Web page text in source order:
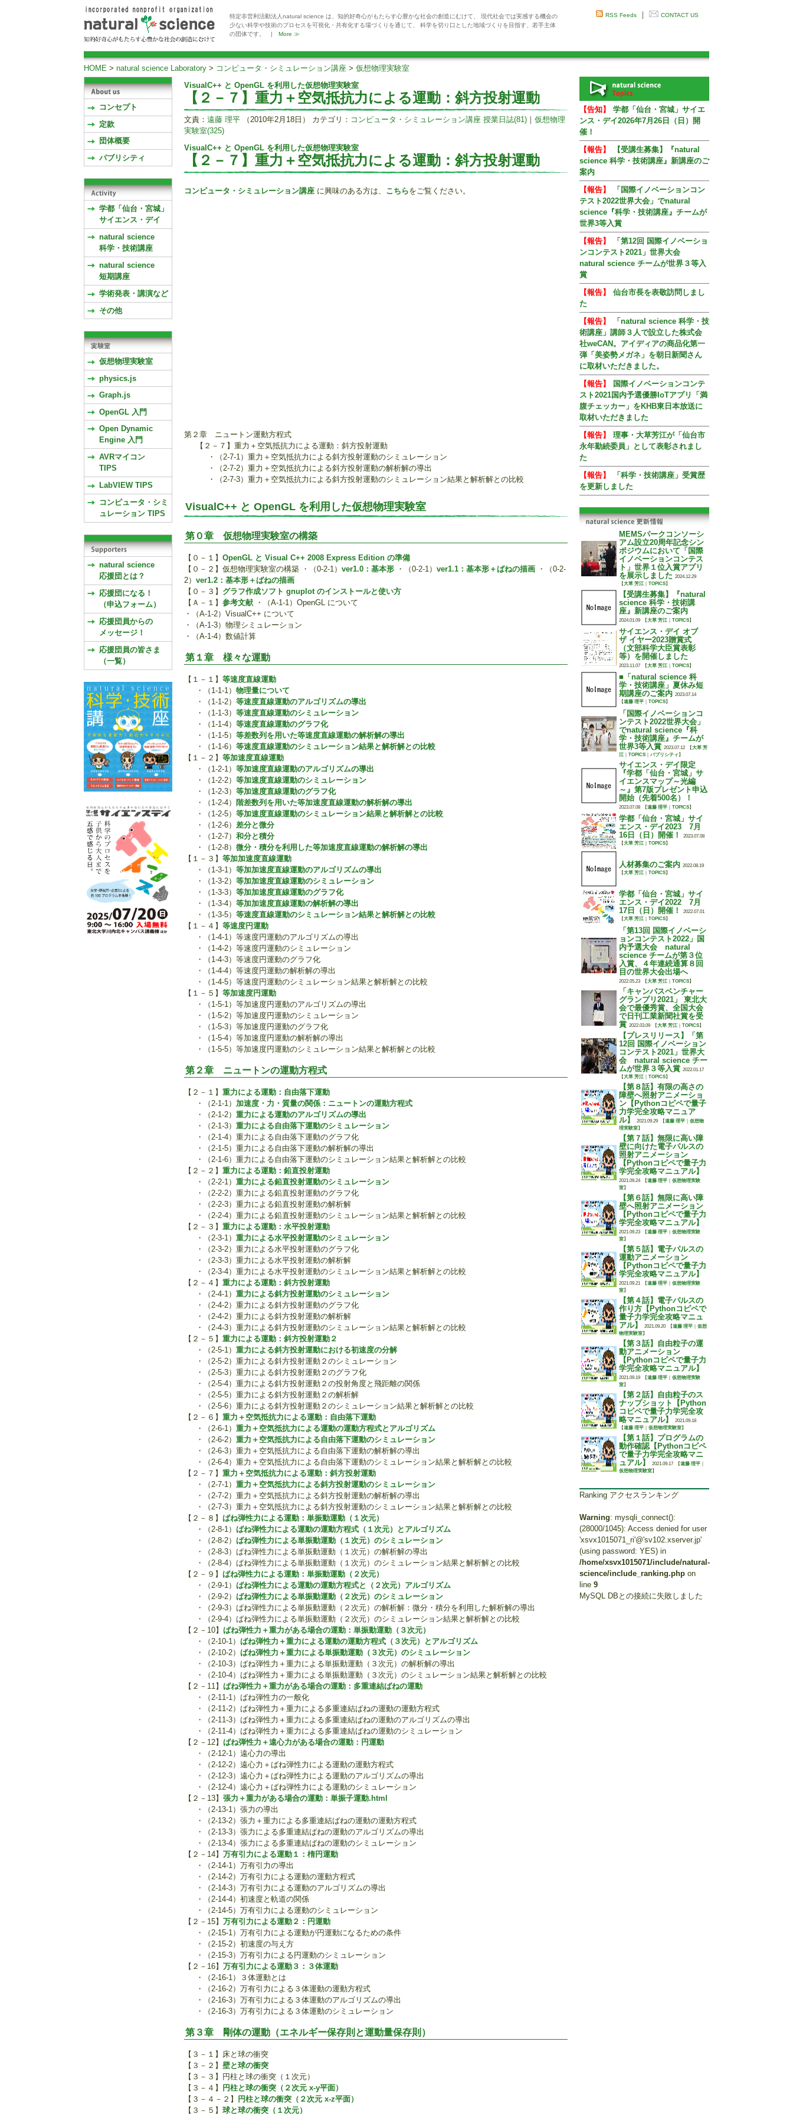
特定非営利活動法人natural science は、知的好奇心がもたらす心豊かな社会の創造にむけて、 現代社会では実感する機会の
少ない科学や技術のプロセスを可視化・共有化する場づくりを通じて、 科学を切り口とした地域づくりを目指す、若手主体
の団体です。 | More ≫
RSS Feeds ｜ CONTACT US
HOME > natural science Laboratory > コンピュータ・シミュレーション講座 > 仮想物理実験室
VisualC++ と OpenGL を利用した仮想物理実験室
【２－７】重力＋空気抵抗力による運動：斜方投射運動
文責： 遠藤 理平 （2010年2月18日） カテゴリ： コンピュータ・シミュレーション講座 授業日誌(81) ｜ 仮想物理
実験室(325)
VisualC++ と OpenGL を利用した仮想物理実験室
【２－７】重力＋空気抵抗力による運動：斜方投射運動
コンピュータ・シミュレーション講座 に興味のある方は、 こちらをご覧ください。
第２章 ニュートン運動方程式
【２－７】重力＋空気抵抗力による運動：斜方投射運動
・（2-7-1）重力＋空気抵抗力による斜方投射運動のシミュレーション
・（2-7-2）重力＋空気抵抗力による斜方投射運動の解析解の導出
・（2-7-3）重力＋空気抵抗力による斜方投射運動のシミュレーション結果と解析解との比較
VisualC++ と OpenGL を利用した仮想物理実験室
第０章 仮想物理実験室の構築
【０－１】 OpenGL と Visual C++ 2008 Express Edition の準備
【０－２】仮想物理実験室の構築 ・（0-2-1） ver1.0：基本形 ・（0-2-1） ver1.1：基本形＋ばねの描画 ・（0-2-
2） ver1.2：基本形＋ばねの描画
【０－３】 グラフ作成ソフト gnuplot のインストールと使い方
【Ａ－１】 参考文献 ・（A-1-1）OpenGL について
・（A-1-2）VisualC++ について
・（A-1-3）物理シミュレーション
・（A-1-4）数値計算
第１章 様々な運動
【１－１】 等速度直線運動
・（1-1-1） 物理量について
・（1-1-2） 等速度直線運動のアルゴリズムの導出
・（1-1-3） 等速度直線運動のシミュレーション
・（1-1-4） 等速度直線運動のグラフ化
・（1-1-5） 等差数列を用いた等速度直線運動の解析解の導出
・（1-1-6） 等速度直線運動のシミュレーション結果と解析解との比較
【１－２】 等加速度直線運動
・（1-2-1） 等加速度直線運動のアルゴリズムの導出
・（1-2-2） 等加速度直線運動のシミュレーション
・（1-2-3） 等加速度直線運動のグラフ化
・（1-2-4）
階差数列を用いた等加速度直線運動の解析解の導出
・（1-2-5） 等加速度直線運動のシミュレーション結果と解析解との比較
・（1-2-6） 差分と微分
・（1-2-7） 和分と積分
・（1-2-8） 微分・積分を利用した等加速度直線運動の解析解の導出
【１－３】 等加加速度直線運動
・（1-3-1） 等加加速度直線運動のアルゴリズムの導出
・（1-3-2） 等加加速度直線運動のシミュレーション
・（1-3-3） 等加加速度直線運動のグラフ化
・（1-3-4） 等加加速度直線運動の解析解の導出
・（1-3-5） 等速度直線運動のシミュレーション結果と解析解との比較
【１－４】 等速度円運動
・（1-4-1）等速度円運動のアルゴリズムの導出
・（1-4-2）等速度円運動のシミュレーション
・（1-4-3）等速度円運動のグラフ化
・（1-4-4）等速度円運動の解析解の導出
・（1-4-5）等速度円運動のシミュレーション結果と解析解との比較
【１－５】 等加速度円運動
・（1-5-1）等加速度円運動のアルゴリズムの導出
・（1-5-2）等加速度円運動のシミュレーション
・（1-5-3）等加速度円運動のグラフ化
・（1-5-4）等加速度円運動の解析解の導出
・（1-5-5）等加速度円運動のシミュレーション結果と解析解との比較
第２章 ニュートンの運動方程式
【２－１】 重力による運動：自由落下運動
・（2-1-1） 加速度・力・質量の関係：ニュートンの運動方程式
・（2-1-2） 重力による運動のアルゴリズムの導出
・（2-1-3） 重力による自由落下運動のシミュレーション
・（2-1-4）重力による自由落下運動のグラフ化
・（2-1-5）重力による自由落下運動の解析解の導出
・（2-1-6）重力による自由落下運動のシミュレーション結果と解析解との比較
【２－２】 重力による運動：鉛直投射運動
・（2-2-1） 重力による鉛直投射運動のシミュレーション
・（2-2-2）重力による鉛直投射運動のグラフ化
・（2-2-3）重力による鉛直投射運動の解析解
・（2-2-4）重力による鉛直投射運動のシミュレーション結果と解析解との比較
【２－３】 重力による運動：水平投射運動
・（2-3-1） 重力による水平投射運動のシミュレーション
・（2-3-2）重力による水平投射運動のグラフ化
・（2-3-3）重力による水平投射運動の解析解
・（2-3-4）重力による水平投射運動のシミュレーション結果と解析解との比較
【２－４】 重力による運動：斜方投射運動
・（2-4-1） 重力による斜方投射運動のシミュレーション
・（2-4-2）重力による斜方投射運動のグラフ化
・（2-4-2）重力による斜方投射運動の解析解
・（2-4-3）重力による斜方投射運動のシミュレーション結果と解析解との比較
【２－５】 重力による運動：斜方投射運動２
・（2-5-1） 重力による斜方投射運動における初速度の分解
・（2-5-2）重力による斜方投射運動２のシミュレーション
・（2-5-3）重力による斜方投射運動２のグラフ化
・（2-5-4）重力による斜方投射運動２の投射角度と飛距離の関係
・（2-5-5）重力による斜方投射運動２の解析解
・（2-5-6）重力による斜方投射運動２のシミュレーション結果と解析解との比較
【２－６】 重力＋空気抵抗力による運動：自由落下運動
・（2-6-1） 重力＋空気抵抗力による運動の運動方程式とアルゴリズム
・（2-6-2） 重力＋空気抵抗力による自由落下運動のシミュレーション
・（2-6-3）重力＋空気抵抗力による自由落下運動の解析解の導出
・（2-6-4）重力＋空気抵抗力による自由落下運動のシミュレーション結果と解析解との比較
【２－７】 重力＋空気抵抗力による運動：斜方投射運動
・（2-7-1） 重力＋空気抵抗力による斜方投射運動のシミュレーション
・（2-7-2）重力＋空気抵抗力による斜方投射運動の解析解の導出
・（2-7-3）重力＋空気抵抗力による斜方投射運動のシミュレーション結果と解析解との比較
【２－８】 ばね弾性力による運動：単振動運動（１次元）
・（2-8-1） ばね弾性力による運動の運動方程式（１次元）とアルゴリズム
・（2-8-2） ばね弾性力による単振動運動（１次元）のシミュレーション
・（2-8-3）ばね弾性力による単振動運動（１次元）の解析解の導出
・（2-8-4）ばね弾性力による単振動運動（１次元）のシミュレーション結果と解析解との比較
【２－９】 ばね弾性力による運動：単振動運動（２次元）
・（2-9-1） ばね弾性力による運動の運動方程式と（２次元）アルゴリズム
・（2-9-2） ばね弾性力による単振動運動（２次元）のシミュレーション
・（2-9-3）ばね弾性力による単振動運動（２次元）の解析解：微分・積分を利用した解析解の導出
・（2-9-4）ばね弾性力による単振動運動（２次元）のシミュレーション結果と解析解との比較
【２－10】 ばね弾性力＋重力がある場合の運動：単振動運動（３次元）
・（2-10-1） ばね弾性力＋重力による運動の運動方程式（３次元）とアルゴリズム
・（2-10-2） ばね弾性力＋重力による単振動運動（３次元）のシミュレーション
・（2-10-3）ばね弾性力＋重力による単振動運動（３次元）の解析解の導出
・（2-10-4）ばね弾性力＋重力による単振動運動（３次元）のシミュレーション結果と解析解との比較
【２－11】 ばね弾性力＋重力がある場合の運動：多重連結ばねの運動
・（2-11-1）ばね弾性力の一般化
・（2-11-2）ばね弾性力＋重力による多重連結ばねの運動の運動方程式
・（2-11-3）ばね弾性力＋重力による多重連結ばねの運動のアルゴリズムの導出
・（2-11-4）ばね弾性力＋重力による多重連結ばねの運動のシミュレーション
【２－12】 ばね弾性力＋遠心力がある場合の運動：円運動
・（2-12-1）遠心力の導出
・（2-12-2）遠心力＋ばね弾性力による運動の運動方程式
・（2-12-3）遠心力＋ばね弾性力による運動のアルゴリズムの導出
・（2-12-4）遠心力＋ばね弾性力による運動のシミュレーション
【２－13】 張力＋重力がある場合の運動：単振子運動.html
・（2-13-1）張力の導出
・（2-13-2）張力＋重力による多重連結ばねの運動の運動方程式
・（2-13-3）張力による多重連結ばねの運動のアルゴリズムの導出
・（2-13-4）張力による多重連結ばねの運動のシミュレーション
【２－14】 万有引力による運動１：楕円運動
・（2-14-1）万有引力の導出
・（2-14-2）万有引力による運動の運動方程式
・（2-14-3）万有引力による運動のアルゴリズムの導出
・（2-14-4）初速度と軌道の関係
・（2-14-5）万有引力による運動のシミュレーション
【２－15】 万有引力による運動２：円運動
・（2-15-1）万有引力による運動が円運動になるための条件
・（2-15-2）初速度の与え方
・（2-15-3）万有引力による円運動のシミュレーション
【２－16】 万有引力による運動３：３体運動
・（2-16-1）３体運動とは
・（2-16-2）万有引力による３体運動の運動方程式
・（2-16-3）万有引力による３体運動のアルゴリズムの導出
・（2-16-3）万有引力による３体運動のシミュレーション
第３章 剛体の運動（エネルギー保存則と運動量保存則）
【３－１】床と球の衝突
【３－２】 壁と球の衝突
【３－３】円柱と球の衝突（１次元）
【３－４】
円柱と球の衝突（２次元 x-y平面）
【３－４－２】
円柱と球の衝突（２次元 x-z平面）
【３－５】 球と球の衝突（１次元）
コンセプト
定款
団体概要
パブリシティ
学都「仙台・宮城」
サイエンス・デイ
natural science
科学・技術講座
natural science
短期講座
学術発表・講演など
その他
仮想物理実験室
physics.js
Graph.js
OpenGL 入門
Open Dynamic
Engine 入門
AVRマイコン
TIPS
LabVIEW TIPS
コンピュータ・シミ
ュレーション TIPS
natural science
応援団とは？
応援団になる！
（申込フォーム）
応援団員からの
メッセージ！
応援団員の皆さま
（一覧）
【告知】
学都「仙台・宮城」サイエ
ンス・デイ2026年7月26日（日）開
催！
【報告】
【受講生募集】『natural
science 科学・技術講座』新講座のご
案内
【報告】
「国際イノベーションコン
テスト2022世界大会」でnatural
science『科学・技術講座』チームが
世界3等入賞
【報告】
「第12回 国際イノベーショ
ンコンテスト2021」世界大会
natural science チームが世界３等入
賞
【報告】
仙台市長を表敬訪問しまし
た
【報告】
「natural science 科学・技
術講座」講師３人で設立した株式会
社weCAN。アイディアの商品化第一
弾「美姿勢メガネ」を朝日新聞さん
に取材いただきました。
【報告】
国際イノベーションコンテ
スト2021国内予選優勝IoTアプリ「満
腹チェッカー」をKHB東日本放送に
取材いただきました
【報告】
理事・大草芳江が「仙台市
永年勤続委員」として表彰されまし
た
【報告】
「科学・技術講座」受賞歴
を更新しました
MEMSパークコンソーシ
アム設立20周年記念シン
ポジウムにおいて「国際
イノベーションコンテス
ト」世界１位入賞アプリ
を展示しました 2024.12.29
【大草 芳江 TOPICS】
【受講生募集】『natural
science 科学・技術講
座』新講座のご案内
2024.01.09 【大草 芳江 TOPICS】
サイエンス・デイ オブ
ザ イヤー2023贈賞式
（文部科学大臣賞表彰
等）を開催しました
2023.11.07 【大草 芳江 TOPICS】
■「natural science 科
学・技術講座」夏休み短
期講座のご案内 2023.07.14
【遠藤 理平 TOPICS】
「国際イノベーションコ
ンテスト2022世界大会」
でnatural science『科
学・技術講座』チームが
世界3等入賞 2023.07.12 【大草 芳
江
TOPICS パブリシティ 】
サイエンス・デイ限定
『学都「仙台・宮城」サ
イエンスマップ～光編
～』第7版プレゼント申込
開始（先着500名）！
2023.07.08 【遠藤 理平 TOPICS】
学都「仙台・宮城」サイ
エンス・デイ2023 7月
16日（日）開催！
2023.07.08
【大草 芳江 TOPICS】
人材募集のご案内 2022.08.19
【大草 芳江 TOPICS】
学都「仙台・宮城」サイ
エンス・デイ2022 7月
17日（日）開催！
2022.07.01
【大草 芳江 TOPICS】
「第13回 国際イノベーシ
ョンコンテスト2022」国
内予選大会 natural
science チームが第３位
入賞、４年連続通算８回
目の世界大会出場へ
2022.05.23 【大草 芳江 TOPICS】
「キャンパスベンチャー
グランプリ2021」 東北大
会で最優秀賞、全国大会
で日刊工業新聞社賞を受
賞 2022.03.09 【大草 芳江 TOPICS】
【プレスリリース】「第
12回 国際イノベーション
コンテスト2021」世界大
会 natural science チー
ムが世界３等入賞 2022.01.17
【大草 芳江 TOPICS】
【第８話】有限の高さの
障壁へ照射アニメーショ
ン【Pythonコピペで量子
力学完全攻略マニュア
ル】
2021.09.29 【遠藤 理平
仮想物
理実験室】
【第７話】無限に高い障
壁に向けた電子パルスの
照射アニメーション
【Pythonコピペで量子力
学完全攻略マニュアル】
2021.09.24 【遠藤 理平
仮想物理実験
室】
【第６話】無限に高い障
壁へ照射アニメーション
【Pythonコピペで量子力
学完全攻略マニュアル】
2021.09.23 【遠藤 理平
仮想物理実験
室】
【第５話】電子パルスの
運動アニメーション
【Pythonコピペで量子力
学完全攻略マニュアル】
2021.09.21 【遠藤 理平
仮想物理実験
室】
【第４話】電子パルスの
作り方【Pythonコピペで
量子力学完全攻略マニュ
アル】
2021.09.20 【遠藤 理平
仮想
物理実験室】
【第３話】自由粒子の運
動アニメーション
【Pythonコピペで量子力
学完全攻略マニュアル】
2021.09.19 【遠藤 理平
仮想物理実験
室】
【第２話】自由粒子のス
ナップショット【Python
コピペで量子力学完全攻
略マニュアル】
2021.09.18
【遠藤 理平 仮想物理実験室】
【第１話】プログラムの
動作確認【Pythonコピペ
で量子力学完全攻略マニ
ュアル】
2021.09.17 【遠藤 理平
仮想物理実験室】
Ranking アクセスランキング
Warning: mysqli_connect():
(28000/1045): Access denied for user
'xsvx1015071_ri'@'sv102.xserver.jp'
(using password: YES) in
/home/xsvx1015071/include/natural-
science/include_ranking.php on
line 9
MySQL DBとの接続に失敗しました